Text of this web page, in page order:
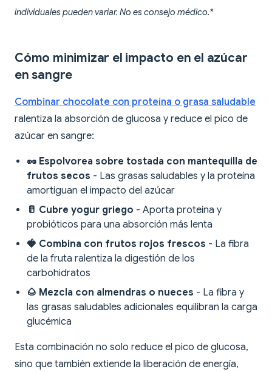
individuales pueden variar. No es consejo médico.*
Cómo minimizar el impacto en el azúcar
en sangre
Combinar chocolate con proteína o grasa saludable
ralentiza la absorción de glucosa y reduce el pico de
azúcar en sangre:
🥜 Espolvorea sobre tostada con mantequilla de
frutos secos - Las grasas saludables y la proteína
amortiguan el impacto del azúcar
🥛 Cubre yogur griego - Aporta proteína y
probióticos para una absorción más lenta
🍓 Combina con frutos rojos frescos - La fibra
de la fruta ralentiza la digestión de los
carbohidratos
🌰 Mezcla con almendras o nueces - La fibra y
las grasas saludables adicionales equilibran la carga
glucémica
Esta combinación no solo reduce el pico de glucosa,
sino que también extiende la liberación de energía,